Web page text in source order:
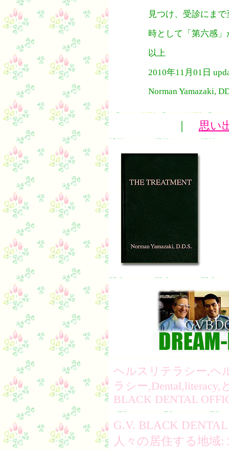
見つけ、受診にま
時として「第六感
以上
2010年11月01日
Norman Yamazaki,
思い
ヘルスリテラシー,ヘ
ラシー,Dental,literacy,
BLACK DENTAL
G.V. BLACK
人々の居住する地域: